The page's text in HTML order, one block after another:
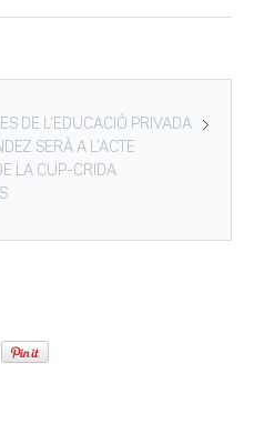
DE L’EDUCACIÓ PRIVADA
SERÀ A L’ACTE
LA CUP-CRIDA